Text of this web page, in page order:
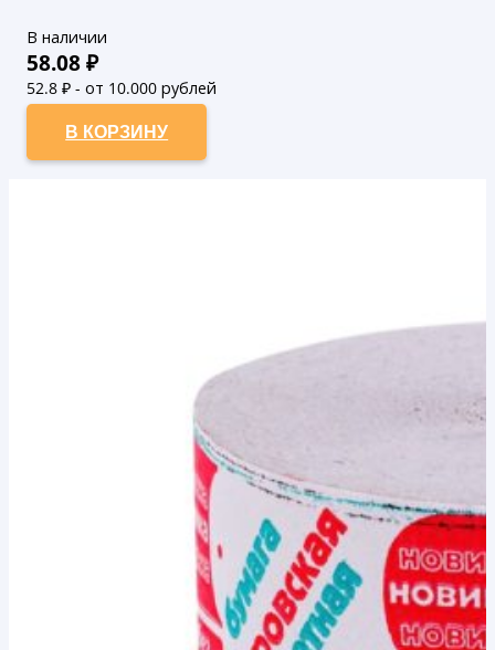
В наличии
58.08₽
52.8 ₽ - от 10.000 рублей
48₽ - от 50.000 рублей
В КОРЗИНУ